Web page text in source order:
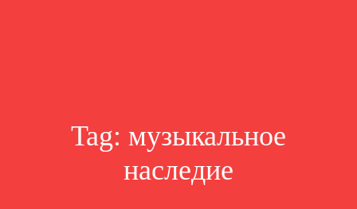
Tag: музыкальное
наследие